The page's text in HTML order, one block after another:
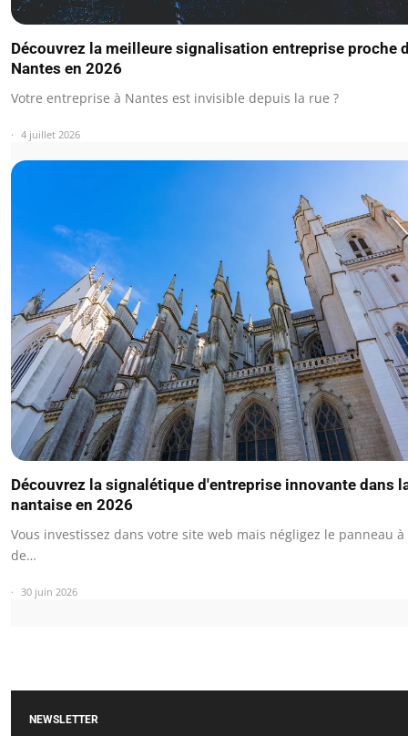
Découvrez la meilleure signalisation entreprise proche
Nantes en 2026
Votre entreprise à Nantes est invisible depuis la rue ?
4 juillet 2026
Découvrez la signalétique d'entreprise innovante dans
nantaise en 2026
Vous investissez dans votre site web mais négligez le panneau à
de…
30 juin 2026
NEWSLETTER